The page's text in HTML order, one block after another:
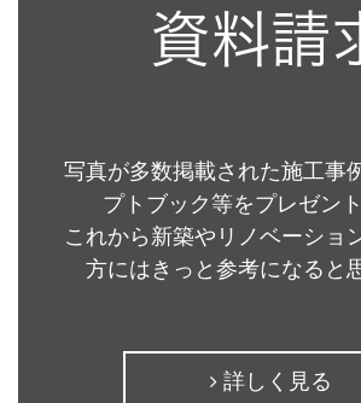
資料請
写真が多数掲載された施工事
プトブック等をプレゼン
これから新築やリノベーショ
方にはきっと参考になると
詳しく見る